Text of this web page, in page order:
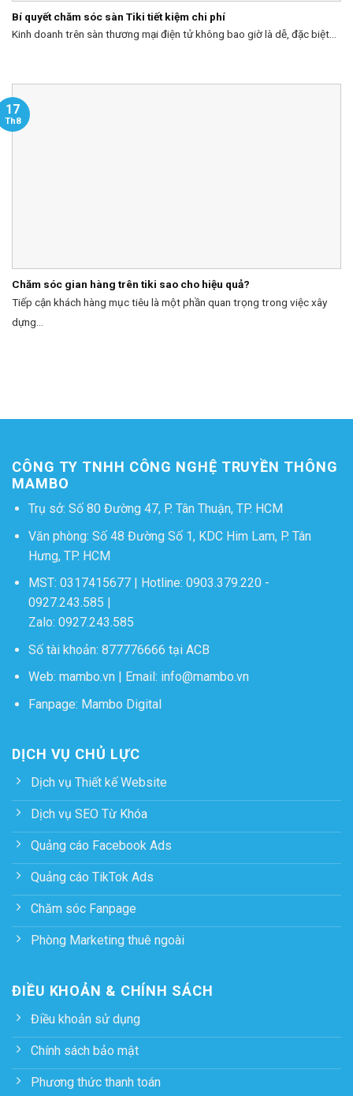
Bí quyết chăm sóc sàn Tiki tiết kiệm chi phí
Kinh doanh trên sàn thương mại điện tử không bao giờ là dễ, đặc biệt...
Chăm sóc gian hàng trên tiki sao cho hiệu quả?
Tiếp cận khách hàng mục tiêu là một phần quan trọng trong việc xây
dựng...
17
Th8
CÔNG TY TNHH CÔNG NGHỆ TRUYỀN THÔNG
MAMBO
Trụ sở: Số 80 Đường 47, P. Tân Thuận, TP. HCM
Văn phòng: Số 48 Đường Số 1, KDC Him Lam, P. Tân
Hưng, TP. HCM
MST: 0317415677 | Hotline: 0903.379.220-
0927.243.585
Zalo: 0927.243.585
Số tài khoản: 877776666 tại ACB
Web: mambo.vn| Email: info@mambo.vn
Fanpage: Mambo Digital
DỊCH VỤ CHỦ LỰC
Dịch vụ Thiết kế Website
Dịch vụ SEO Từ Khóa
Quảng cáo Facebook Ads
Quảng cáo TikTok Ads
Chăm sóc Fanpage
Phòng Marketing thuê ngoài
ĐIỀU KHOẢN & CHÍNH SÁCH
Điều khoản sử dụng
Chính sách bảo mật
Phương thức thanh toán